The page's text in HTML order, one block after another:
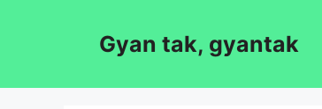
Gyan tak, gyantak